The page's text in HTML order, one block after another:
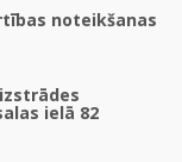
noteikšanas
ielā 82